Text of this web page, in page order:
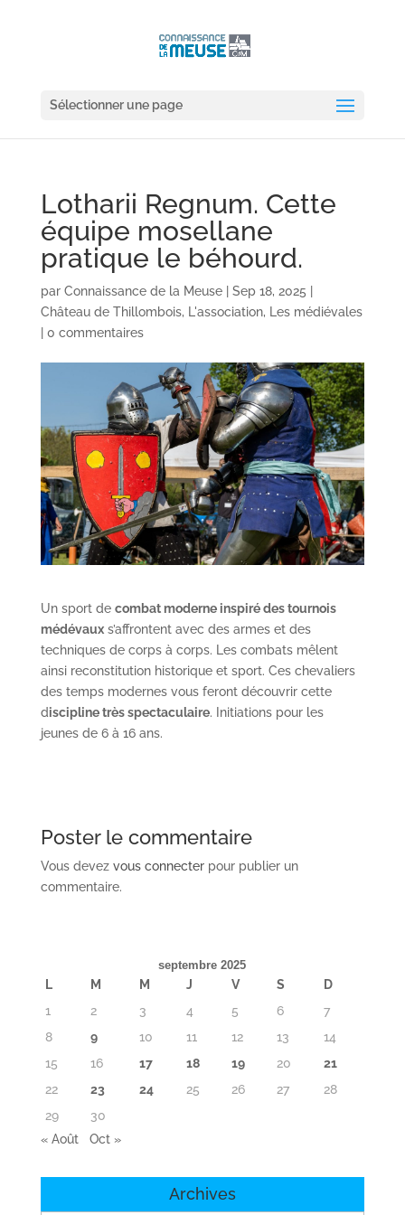
Sélectionner une page
Lotharii Regnum. Cette
équipe mosellane
pratique le béhourd.
par Connaissance de la Meuse| Sep 18, 2025
Château de Thillombois, L'association,
Les médiévales
0 commentaires
Un sport de combat moderne inspiré des tournois
médévauxs’affrontent avec des armes et des
techniques de corps à corps. Les combats mêlent
ainsi reconstitution historique et sport. Ces chevaliers
des temps modernes vous feront découvrir cette
discipline très spectaculaire. Initiations pour les
jeunes de 6 à 16 ans.
Poster le commentaire
Vous devez vous connecterpour publier un
commentaire.
septembre 2025
L M M J V S
D
1
2 3 4 5 6
7
8
9 10 11 12 13
14
15
16 17 18 19 20
21
22
23 24 25 26 27
28
29
30
« Août
Oct »
Archives